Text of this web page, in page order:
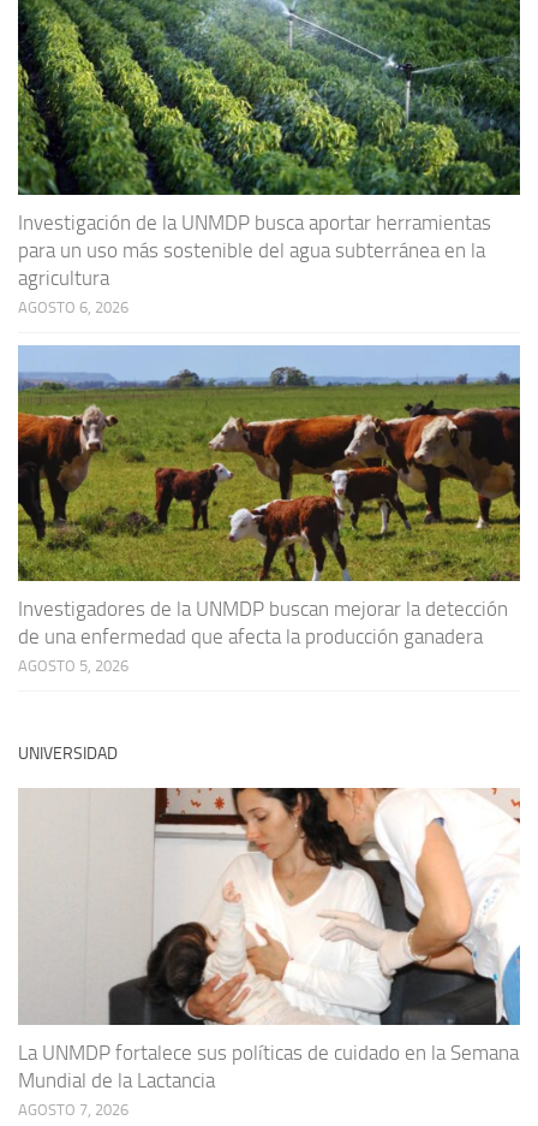
Investigación de la UNMDP busca aportar herramientas
para un uso más sostenible del agua subterránea en la
agricultura
AGOSTO 6, 2026
Investigadores de la UNMDP buscan mejorar la detección
de una enfermedad que afecta la producción ganadera
AGOSTO 5, 2026
UNIVERSIDAD
La UNMDP fortalece sus políticas de cuidado en la Semana
Mundial de la Lactancia
AGOSTO 7, 2026